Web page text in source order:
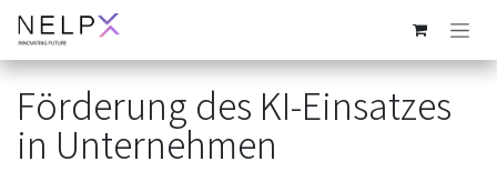
Zum Inhalt springen
Förderung des KI-Einsatzes
in Unternehmen